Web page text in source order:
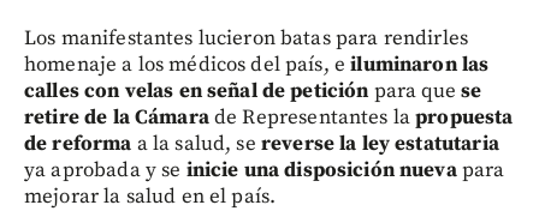
Los manifestantes lucieron batas para rendirles
homenaje a los médicos del país, eiluminaron las
calles con velas en señal de petición para quese
retire de la Cámarade Representantes lapropuesta
de reforma a la salud, se reverse la ley estatutaria
ya aprobada y se inicie una disposición nuevapara
mejorar la salud en el país.